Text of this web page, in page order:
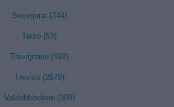
Susegana (344)
Tarzo (53)
Trevignano (192)
Treviso (2679)
Valdobbiadene (398)